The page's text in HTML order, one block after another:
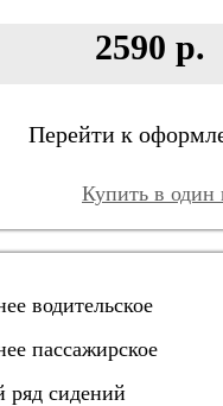
2590 р.
Перейти к
Купить в один
водительское
пассажирское
ряд сидений